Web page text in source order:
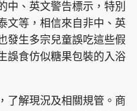
中、英文警告標示，特別
文等，相信來自非中、英
發生多宗兒童誤吃這些假
誤食仿似糖果包裝的入浴
了解現況及相關規管。商